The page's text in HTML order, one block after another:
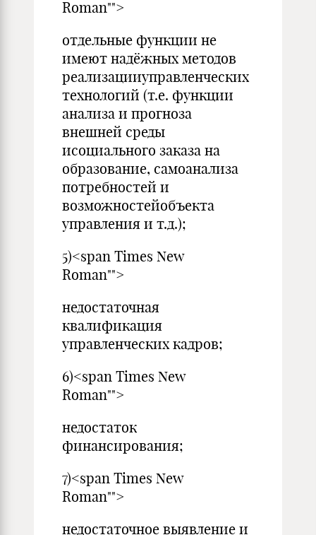
Roman"">
отдельные функции не
имеют надёжных методов
реализацииуправленческих
технологий (т.е. функции
анализа и прогноза
внешней среды
исоциального заказа на
образование, самоанализа
потребностей и
возможностейобъекта
управления и т.д.);
5)<span Times New
Roman"">
недостаточная
квалификация
управленческих кадров;
6)<span Times New
Roman"">
недостаток
финансирования;
7)<span Times New
Roman"">
недостаточное выявление и